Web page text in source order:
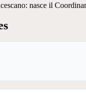
nasce il